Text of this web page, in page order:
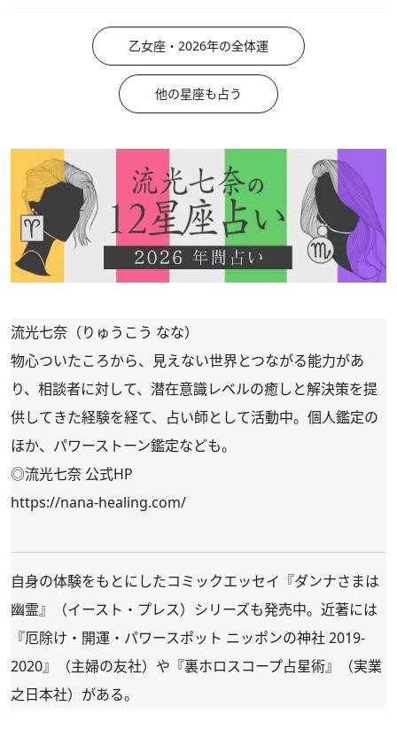
乙女座・2026年の全体運
他の星座も占う
流光七奈（りゅうこう なな）
物心ついたころから、見えない世界とつながる能力があ
り、相談者に対して、潜在意識レベルの癒しと解決策を提
供してきた経験を経て、占い師として活動中。個人鑑定の
ほか、パワーストーン鑑定なども。
◎流光七奈 公式HP
https://nana-healing.com/
自身の体験をもとにしたコミックエッセイ『ダンナさまは
幽霊』（イースト・プレス）シリーズも発売中。近著には
『厄除け・開運・パワースポット ニッポンの神社 2019-
2020』（主婦の友社）や『裏ホロスコープ占星術』（実業
之日本社）がある。